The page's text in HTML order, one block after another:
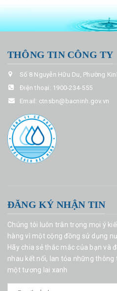
THÔNG TIN CÔNG TY
Số 8 Nguyễn Hữu Du, Phường
Điện thoại: 1900-234-555
Email: ctnsbn@bacninh.gov.vn
ĐĂNG KÝ NHẬN TIN
Chúng tôi luôn trân trọng mọi ý
hàng vì một cộng đồng sử dụng
Hãy chia sẻ thắc mắc của bạn và
nhau kết nối, lan tỏa những thông
một tương lai xanh